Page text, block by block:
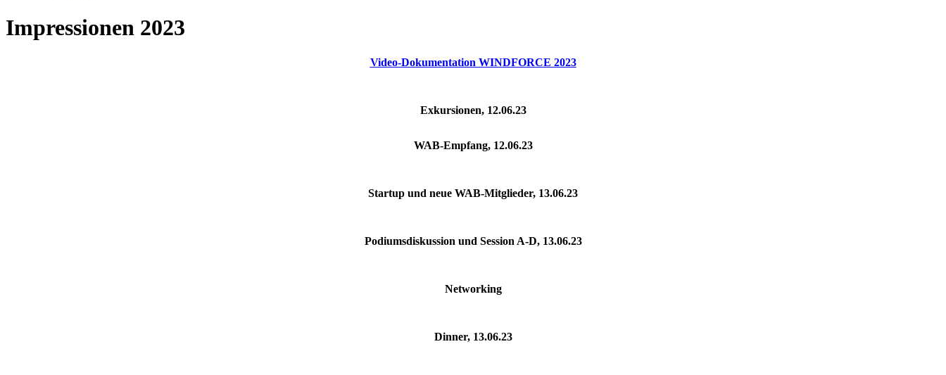
Impressionen 2023
Video-Dokumentation WINDFORCE 2023
Exkursionen, 12.06.23
WAB-Empfang, 12.06.23
Startup und neue WAB-Mitglieder, 13.06.23
Podiumsdiskussion und Session A-D, 13.06.23
Networking
Dinner, 13.06.23